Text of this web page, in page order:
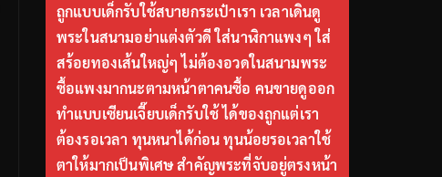
ถูกแบบเด็กรับใช้สบายกระเป๋าเรา เวลาเดินดู
พระในสนามอย่าแต่งตัวดี ใส่นาฬิกาแพงๆ ใส่
สร้อยทองเส้นใหญ่ๆ ไม่ต้องอวดในสนามพระ
ซื้อแพงมากนะตามหน้าตาคนซื้อ คนขายดูออก
ทำแบบเซียนเจี๊ยบเด็กรับใช้ ได้ของถูกแต่เรา
ต้องรอเวลา ทุนหนาได้ก่อน ทุนน้อยรอเวลาใช้
ตาให้มากเป็นพิเศษ สำคัญพระที่จับอยู่ตรงหน้า